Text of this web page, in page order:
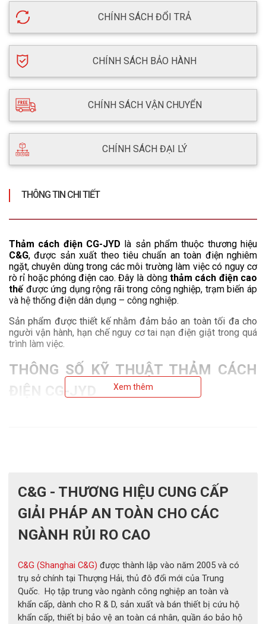
CHÍNH SÁCH ĐỔI TRẢ
CHÍNH SÁCH BẢO HÀNH
CHÍNH SÁCH VẬN CHUYỂN
CHÍNH SÁCH ĐẠI LÝ
THÔNG TIN CHI TIẾT
Thảm cách điện CG-JYD
C&G, được sản xuất theo tiêu chuẩn an toàn điện nghiêm
ngặt, chuyên dùng trong các môi trường làm việc có nguy cơ
rò rỉ hoặc phóng điện cao. Đây là dòng thảm cách điện cao
thế được ứng dụng rộng rãi trong công nghiệp, trạm biến áp
và hệ thống điện dân dụng – công nghiệp.
Sản phẩm được thiết kế nhằm đảm bảo an toàn tối đa cho
người vận hành, hạn chế nguy cơ tai nạn điện giật trong quá
trình làm việc.
THÔNG SỐ KỸ THUẬT THẢM CÁCH
ĐIỆN CG-JYD
Màu sắc:
Đen
Độ dày: 3mm, 5mm, 6mm, 8mm, 10mm
Cấp độ (Class): 0, 1, 2, 3, 4
Khả năng cách điện: 1KV – 7KV – 16KV – 26KV – 36KV
Xem thêm
C&G - THƯƠNG HIỆU CUNG CẤP
GIẢI PHÁP AN TOÀN CHO CÁC
NGÀNH RỦI RO CAO
C&G (Shanghai C&G) được thành lập vào năm 2005 và có
trụ sở chính tại Thượng Hải, thủ đô đổi mới của Trung
Quốc. Họ tập trung vào ngành công nghiệp an toàn và
khẩn cấp, dành cho R & D, sản xuất và bán thiết bị cứu hộ
khẩn cấp, thiết bị bảo vệ an toàn cá nhân, quần áo bảo hộ